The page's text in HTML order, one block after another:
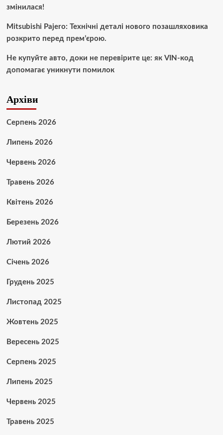
змінилася!
Mitsubishi Pajero: Технічні деталі нового позашляховика
розкрито перед прем’єрою.
Не купуйте авто, доки не перевірите це: як VIN-код
допомагає уникнути помилок
Архіви
Серпень 2026
Липень 2026
Червень 2026
Травень 2026
Квітень 2026
Березень 2026
Лютий 2026
Січень 2026
Грудень 2025
Листопад 2025
Жовтень 2025
Вересень 2025
Серпень 2025
Липень 2025
Червень 2025
Травень 2025